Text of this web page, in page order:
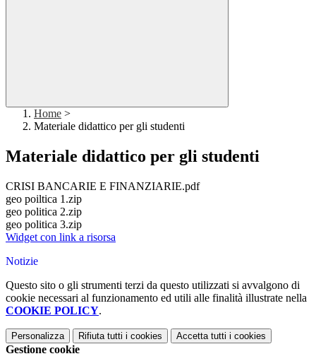
Home >
Materiale didattico per gli studenti
Materiale didattico per gli studenti
CRISI BANCARIE E FINANZIARIE.pdf
geo poiltica 1.zip
geo politica 2.zip
geo politica 3.zip
Widget con link a risorsa
Notizie
Questo sito o gli strumenti terzi da questo utilizzati si avvalgono di
cookie necessari al funzionamento ed utili alle finalità illustrate nella
COOKIE POLICY.
Personalizza Rifiuta tutti i cookies Accetta tutti i cookies
Gestione cookie